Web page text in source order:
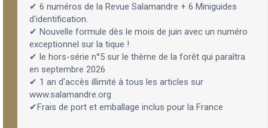
✔ 6 numéros de la Revue Salamandre + 6 Miniguides
d'identification.
✔ Nouvelle formule dès le mois de juin avec un numéro
exceptionnel sur la tique !
✔ le hors-série n°5 sur le thème de la forêt qui paraîtra
en septembre 2026
✔ 1 an d'accès illimité à tous les articles sur
www.salamandre.org
✔Frais de port et emballage inclus pour la France